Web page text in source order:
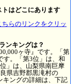
トはどこにあります
ちらのリンクをクリッ
ンキングは？
ヶ寺』です。「第
す。「第3位」は、和
」は、山梨県南巨摩
県吉野郡黒滝村の
キングの詳細は、下記